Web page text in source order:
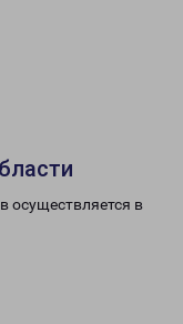
осуществляется в